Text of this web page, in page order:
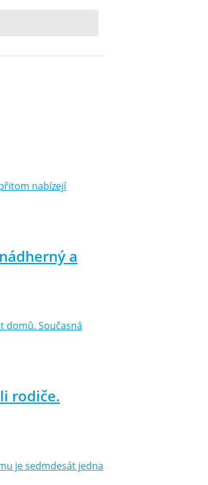
nabízejí
a
domů. Současná
rodiče.
je sedmdesát jedna